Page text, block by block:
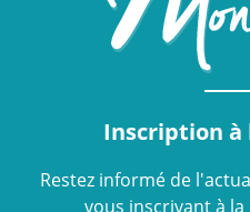
Inscription
Restez informé de
vous inscrivant à